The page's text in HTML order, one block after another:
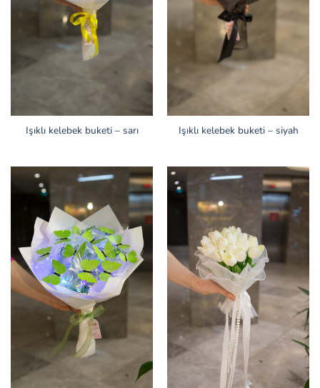
Işıklı kelebek buketi – sarı Işıklı kelebek buketi – siyah